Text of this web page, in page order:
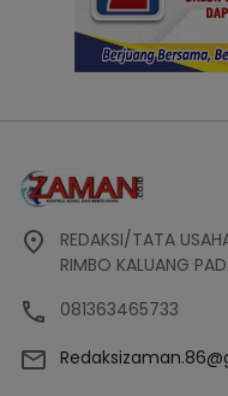
REDAKSI/TATA
RIMBO KALUANG
081363465733